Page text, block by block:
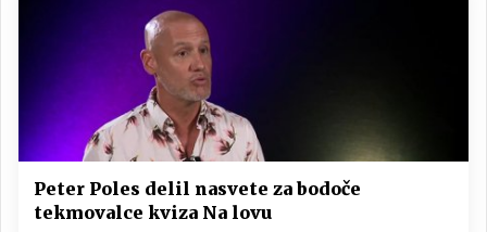
Peter Poles delil nasvete za bodoče
tekmovalce kviza Na lovu